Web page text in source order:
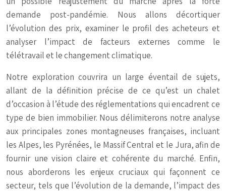
demande post-pandémie. Nous allons décortiquer
l’évolution des prix, examiner le profil des acheteurs et
analyser l’impact de facteurs externes comme le
télétravail et le changement climatique.
Notre exploration couvrira un large éventail de sujets,
allant de la définition précise de ce qu’est un chalet
d’occasion à l’étude des réglementations qui encadrent ce
type de bien immobilier. Nous délimiterons notre analyse
aux principales zones montagneuses françaises, incluant
les Alpes, les Pyrénées, le Massif Central et le Jura, afin de
fournir une vision claire et cohérente du marché. Enfin,
nous aborderons les enjeux cruciaux qui façonnent ce
secteur, tels que l’évolution de la demande, l’impact des